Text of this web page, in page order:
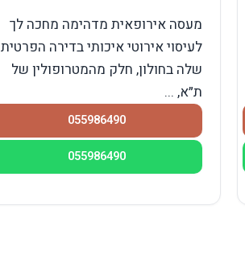
מעסה אירופאית מדהימה מחכה לך
לעיסוי אירוטי איכותי בדירה הפרטית
שלה בחולון, חלק מהמטרופולין של
ת״א, ...
055986490
055986490